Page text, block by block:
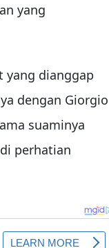
yang
yang dianggap
dengan Giorgio
suaminya
perhatian